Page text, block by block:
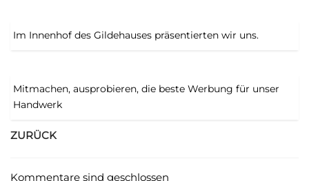
Im Innenhof des Gildehauses präsentierten wir uns.
Mitmachen, ausprobieren, die beste Werbung für unser
Handwerk
ZURÜCK
Kommentare sind geschlossen